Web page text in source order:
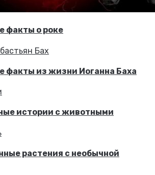
факты о роке
факты из жизни Иоганна Баха
истории с животными
растения с необычной